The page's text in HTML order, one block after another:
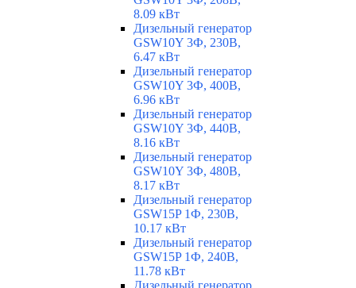
8.09 кВт
Дизельный генератор
GSW10Y 3Ф, 230В,
6.47 кВт
Дизельный генератор
GSW10Y 3Ф, 400В,
6.96 кВт
Дизельный генератор
GSW10Y 3Ф, 440В,
8.16 кВт
Дизельный генератор
GSW10Y 3Ф, 480В,
8.17 кВт
Дизельный генератор
GSW15P 1Ф, 230В,
10.17 кВт
Дизельный генератор
GSW15P 1Ф, 240В,
11.78 кВт